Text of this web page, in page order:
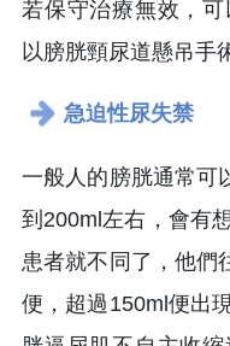
若保守治療無效，
以膀胱頸尿道懸吊手
急迫性尿失禁
一般人的膀胱通常可
到200ml左右，會有
患者就不同了，他們
便，超過150ml便出